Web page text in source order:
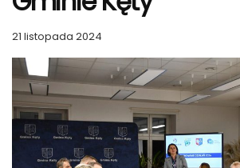
21 listopada 2024